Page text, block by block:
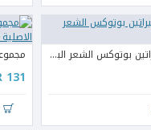
مجموعة بروتين كيراتين بوتوكس الشعر البرازيلي الاصلي
131